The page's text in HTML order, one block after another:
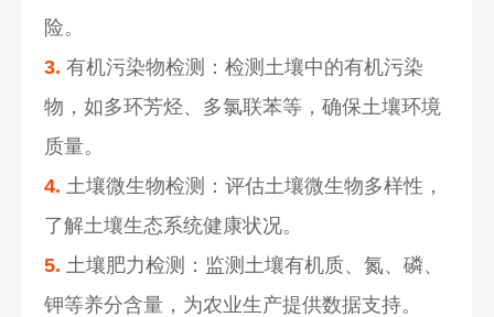
险。
3. 有机污染物检测：检测土壤中的有机污染
物，如多环芳烃、多氯联苯等，确保土壤环境
质量。
4. 土壤微生物检测：评估土壤微生物多样性，
了解土壤生态系统健康状况。
5. 土壤肥力检测：监测土壤有机质、氮、磷、
钾等养分含量，为农业生产提供数据支持。